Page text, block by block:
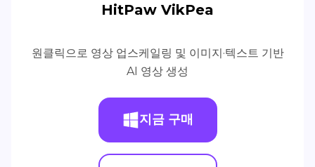
HitPaw VikPea
원클릭으로 영상 업스케일링 및 이미지·텍스트 기반
AI 영상 생성
지금 구매